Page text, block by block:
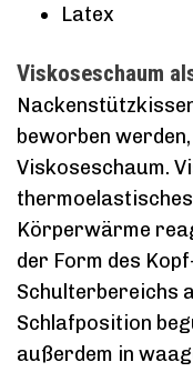
Latex
Viskoseschaum
beworben
Viskoseschaum.
Körperwärme
der Form des
Schulterbereichs
Schlafposition
außerdem in